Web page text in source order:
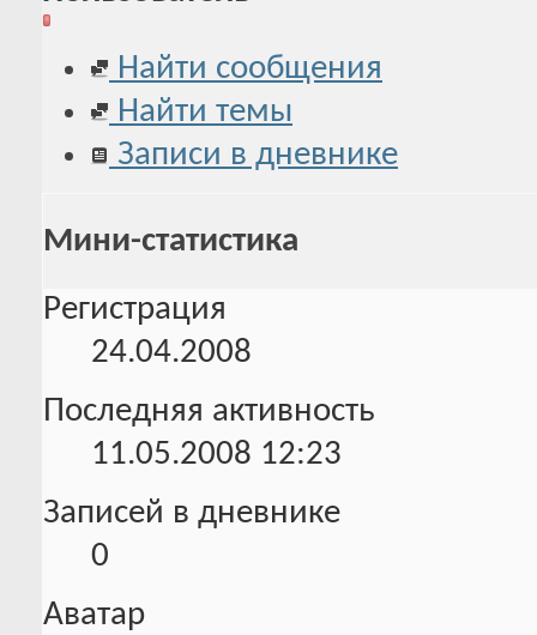
Найти сообщения
Найти темы
Записи в дневнике
Мини-статистика
Регистрация
24.04.2008
Последняя активность
11.05.2008 12:23
Записей в дневнике
0
Аватар